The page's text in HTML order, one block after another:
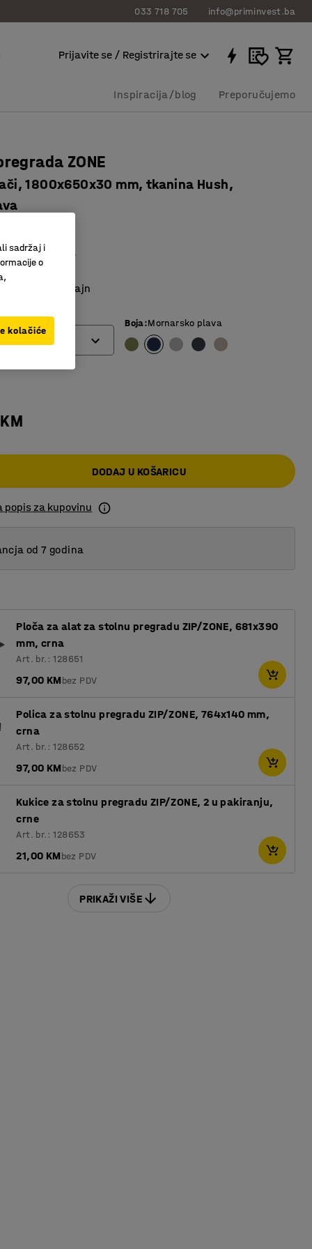
033 718 705 info@priminvest.ba
Prijavite se / Registrirajte se
Inspiracija/blog Preporučujemo
ZONE
1800x650x30 mm, tkanina Hush,
upijanje buke
s držačima
i moderan dizajn
Boja:Mornarsko plava
DODAJ U KOŠARICU
popis za kupovinu
od 7 godina
Ploča za alat za stolnu pregradu ZIP/ZONE, 681x390
mm, crna
Art. br.: 128651
97,00 KMbez PDV
Polica za stolnu pregradu ZIP/ZONE, 764x140 mm,
crna
Art. br.: 128652
97,00 KMbez PDV
Kukice za stolnu pregradu ZIP/ZONE, 2 u pakiranju,
crne
Art. br.: 128653
21,00 KMbez PDV
PRIKAŽI VIŠE
sadržaj i
o
kolačiće